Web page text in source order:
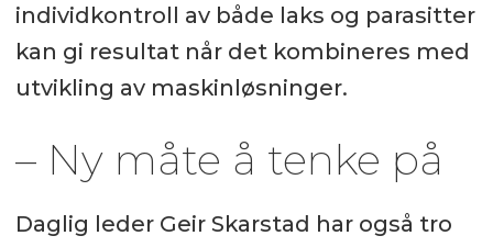
individkontroll av både laks og parasitter
kan gi resultat når det kombineres med
utvikling av maskinløsninger.
– Ny måte å tenke på
Daglig leder Geir Skarstad har også tro